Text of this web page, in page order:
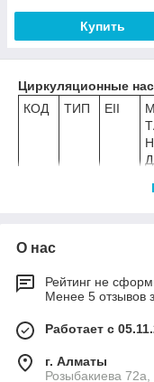
Купить
Циркуляционные
КОД
ТИП EII
2171
25/4
0-
2171
32/4
О нас
Рейтинг не
Менее 5 отзывов
Работает с
г. Алматы
Розыбакиева